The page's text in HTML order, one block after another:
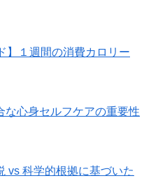
】１週間の消費カロリー
な心身セルフケアの重要性
vs 科学的根拠に基づいた